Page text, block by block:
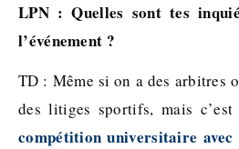
LPN : Quelles sont tes
l’événement ?
TD : Même si on a des
des litiges sportifs, mais
compétition universitaire